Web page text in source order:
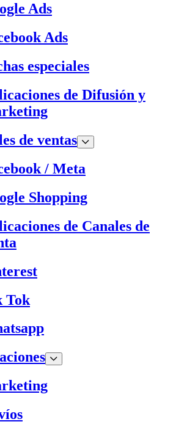
Ads
Ads
especiales
de Difusión y
de ventas
/ Meta
Shopping
de Canales de
Tok